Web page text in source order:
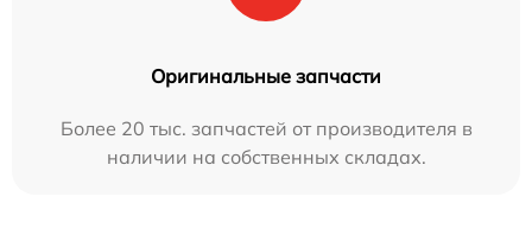
Оригинальные запчасти
Более 20 тыс. запчастей от производителя в
наличии на собственных складах.